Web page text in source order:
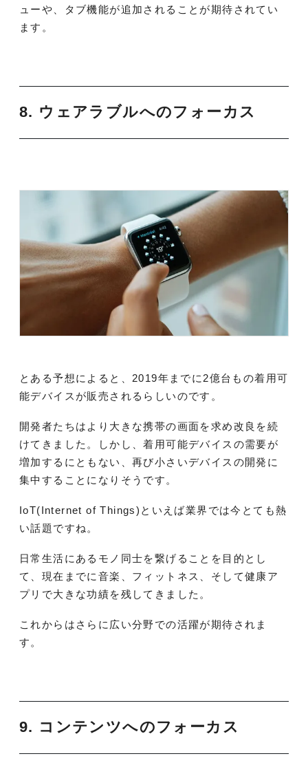
ューや、タブ機能が追加されることが期待されてい
ます。
8. ウェアラブルへのフォーカス
とある予想によると、2019年までに2億台もの着用可
能デバイスが販売されるらしいのです。
開発者たちはより大きな携帯の画面を求め改良を続
けてきました。しかし、着用可能デバイスの需要が
増加するにともない、再び小さいデバイスの開発に
集中することになりそうです。
IoT(Internet of Things)といえば業界では今とても熱
い話題ですね。
日常生活にあるモノ同士を繋げることを目的とし
て、現在までに音楽、フィットネス、そして健康ア
プリで大きな功績を残してきました。
これからはさらに広い分野での活躍が期待されま
す。
9. コンテンツへのフォーカス